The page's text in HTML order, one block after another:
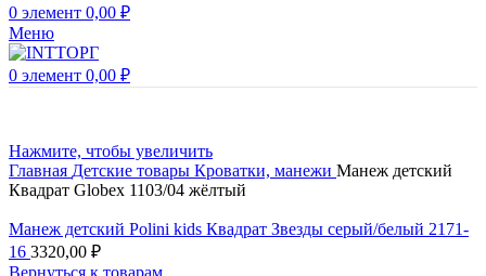
0 элемент 0,00 ₽
Меню
0 элемент 0,00 ₽
Нажмите, чтобы увеличить
Главная Детские товары Кроватки, манежи Манеж детский
Квадрат Globex 1103/04 жёлтый
Манеж детский Polini kids Квадрат Звезды серый/белый 2171-
16 3320,00 ₽
Вернуться к товарам